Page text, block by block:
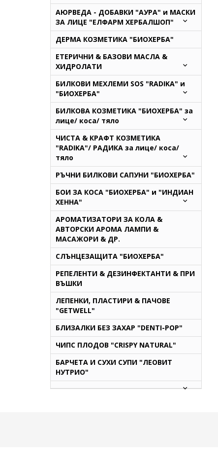
AЮРВЕДА - ДОБАВКИ "АУРА" и МАСКИ
ЗА ЛИЦЕ "ЕЛФАРМ ХЕРБАЛШОП"
ДЕРМА КОЗМЕТИКА "БИОХЕРБА"
ЕТЕРИЧНИ & БАЗОВИ МАСЛА &
ХИДРОЛАТИ
БИЛКОВИ МЕХЛЕМИ SOS "RADIKA" и
"БИОХЕРБА"
БИЛКОВА КОЗМЕТИКА "БИОХЕРБА" за
лице/ коса/ тяло
ЧИСТА & КРАФТ КОЗМЕТИКА
"RADIKA"/ РАДИКА за лице/ коса/
тяло
РЪЧНИ БИЛКОВИ САПУНИ "БИОХЕРБА"
БОИ ЗА КОСА "БИОХЕРБА" и "ИНДИАН
ХЕННА"
АРОМАТИЗАТОРИ ЗА КОЛА &
АВТОРСКИ АРОМА ЛАМПИ &
МАСАЖОРИ & ДР.
СЛЪНЦЕЗАЩИТА "БИОХЕРБА"
РЕПЕЛЕНТИ & ДЕЗИНФЕКТАНТИ & ПРИ
ВЪШКИ
ЛЕПЕНКИ, ПЛАСТИРИ & ПАЧОВЕ
"GETWELL"
БЛИЗАЛКИ БЕЗ ЗАХАР "DENTI-POP"
ЧИПС ПЛОДОВ "CRISPY NATURAL"
БАРЧЕТА И СУХИ СУПИ "ЛЕОВИТ
НУТРИО"